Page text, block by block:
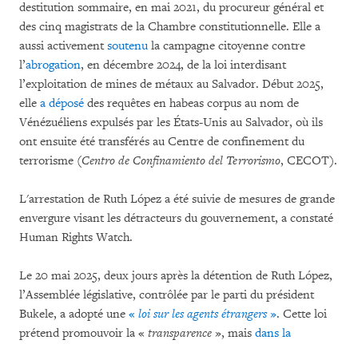
destitution sommaire, en mai 2021, du procureur général et
des cinq magistrats de la Chambre constitutionnelle. Elle a
aussi activement soutenula campagne citoyenne contre
l’abrogation, en décembre 2024, de la loi interdisant
l’exploitation de mines de métaux au Salvador. Début 2025,
elle a déposé des requêtes en habeas corpus au nom de
Vénézuéliens expulsés par les États-Unis au Salvador, où ils
ont ensuite été transférés au Centre de confinement du
terrorisme (Centro de Confinamiento del Terrorismo, CECOT).
L'arrestation de Ruth López a été suivie de mesures de grande
envergure visant les détracteurs du gouvernement, a constaté
Human Rights Watch.
Le 20 mai 2025, deux jours après la détention de Ruth López,
l’Assemblée législative, contrôlée par le parti du président
Bukele, a adopté une « loi sur les agents étrangers». Cette loi
prétend promouvoir la « transparence », mais dans la